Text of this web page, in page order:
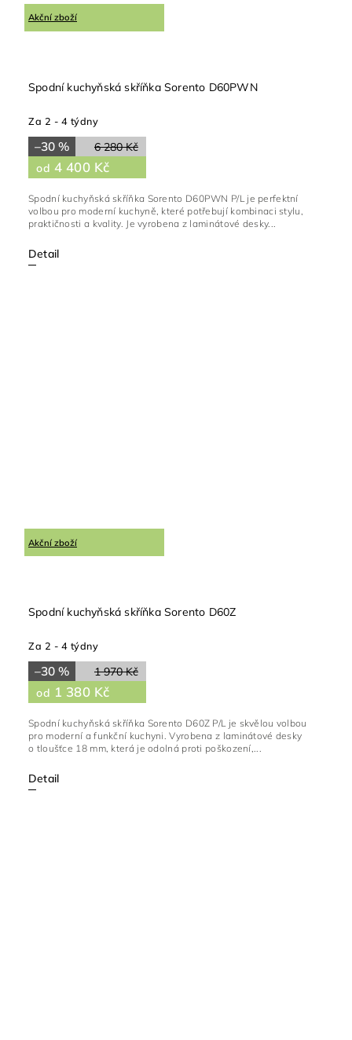
Akční zboží
Spodní kuchyňská skříňka Sorento D60PWN
Za 2 - 4 týdny
6 280 Kč
–30 %
od 4 400 Kč
Detail
Spodní kuchyňská skříňka Sorento D60PWN P/L je perfektní
volbou pro moderní kuchyně, které potřebují kombinaci stylu,
praktičnosti a kvality. Je vyrobena z laminátové desky...
Akční zboží
Spodní kuchyňská skříňka Sorento D60Z
Za 2 - 4 týdny
1 970 Kč
–30 %
od 1 380 Kč
Detail
Spodní kuchyňská skříňka Sorento D60Z P/L je skvělou volbou
pro moderní a funkční kuchyni. Vyrobena z laminátové desky
o tloušťce 18 mm, která je odolná proti poškození,...